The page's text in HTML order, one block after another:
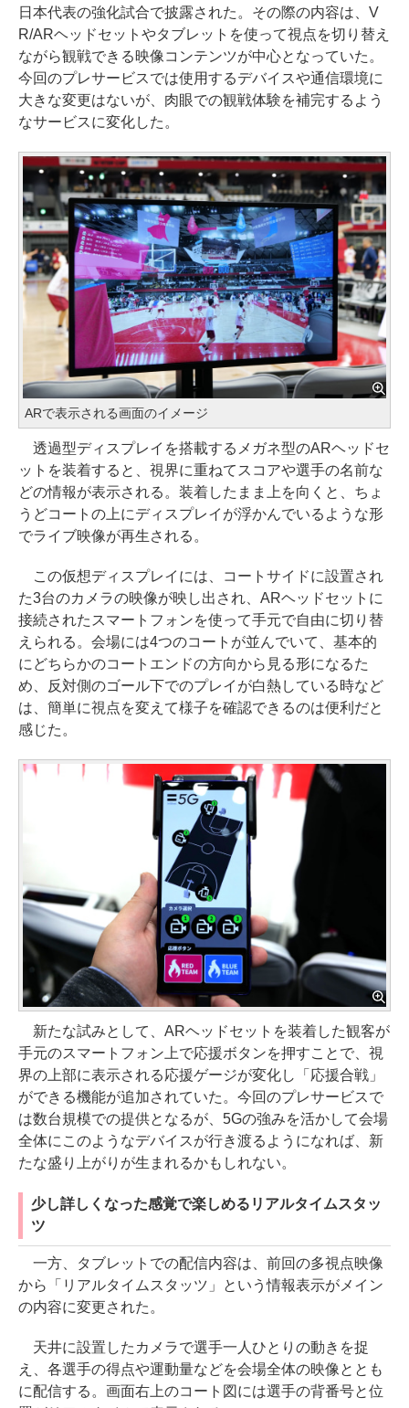
日本代表の強化試合で披露された。その際の内容は、V
R/ARヘッドセットやタブレットを使って視点を切り替え
ながら観戦できる映像コンテンツが中心となっていた。
今回のプレサービスでは使用するデバイスや通信環境に
大きな変更はないが、肉眼での観戦体験を補完するよう
なサービスに変化した。
ARで表示される画面のイメージ
透過型ディスプレイを搭載するメガネ型のARヘッドセ
ットを装着すると、視界に重ねてスコアや選手の名前な
どの情報が表示される。装着したまま上を向くと、ちょ
うどコートの上にディスプレイが浮かんでいるような形
でライブ映像が再生される。
この仮想ディスプレイには、コートサイドに設置され
た3台のカメラの映像が映し出され、ARヘッドセットに
接続されたスマートフォンを使って手元で自由に切り替
えられる。会場には4つのコートが並んでいて、基本的
にどちらかのコートエンドの方向から見る形になるた
め、反対側のゴール下でのプレイが白熱している時など
は、簡単に視点を変えて様子を確認できるのは便利だと
感じた。
新たな試みとして、ARヘッドセットを装着した観客が
手元のスマートフォン上で応援ボタンを押すことで、視
界の上部に表示される応援ゲージが変化し「応援合戦」
ができる機能が追加されていた。今回のプレサービスで
は数台規模での提供となるが、5Gの強みを活かして会場
全体にこのようなデバイスが行き渡るようになれば、新
たな盛り上がりが生まれるかもしれない。
少し詳しくなった感覚で楽しめるリアルタイムスタッ
ツ
一方、タブレットでの配信内容は、前回の多視点映像
から「リアルタイムスタッツ」という情報表示がメイン
の内容に変更された。
天井に設置したカメラで選手一人ひとりの動きを捉
え、各選手の得点や運動量などを会場全体の映像ととも
に配信する。画面右上のコート図には選手の背番号と位